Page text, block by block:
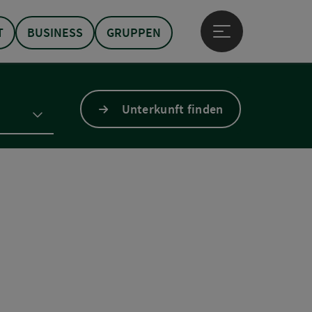
BUSINESS GRUPPEN
Hauptmenü öffnen
Unterkunft finden